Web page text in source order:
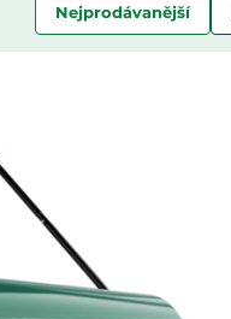
Nejprodávanější